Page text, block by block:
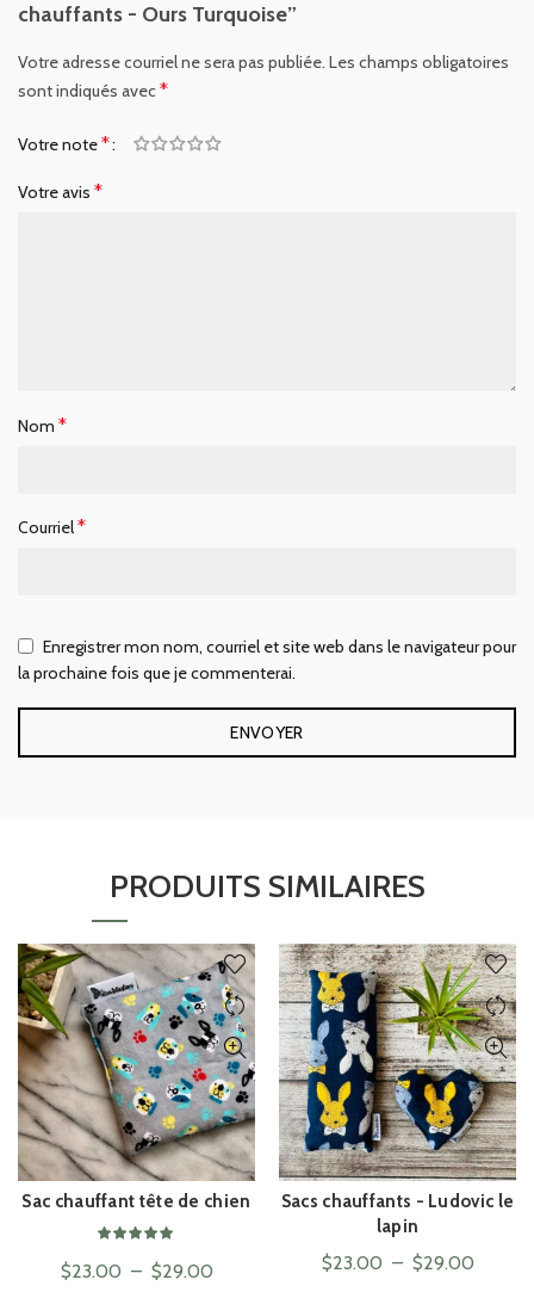
chauffants - Ours Turquoise”
Votre adresse courriel ne sera pas publiée. Les champs obligatoires
sont indiqués avec*
Votre note*
Votre avis *
Nom *
Courriel*
Enregistrer mon nom, courriel et site web dans le navigateur pour
la prochaine fois que je commenterai.
PRODUITS SIMILAIRES
ACHAT RAPIDE
Sac chauffant tête de chien
$23.00 – $29.00Plage
ACHAT RAPIDE
Sacs chauffants - Ludovic le
lapin
$23.00 – $29.00Plage